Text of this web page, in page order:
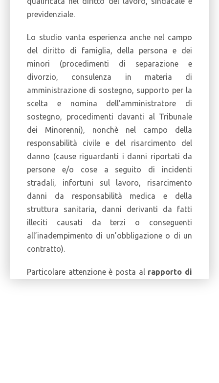
previdenziale.
Lo studio vanta esperienza anche nel campo
del diritto di famiglia, della persona e dei
minori (procedimenti di separazione e
divorzio, consulenza in materia di
amministrazione di sostegno, supporto per la
scelta e nomina dell’amministratore di
sostegno, procedimenti davanti al Tribunale
dei Minorenni), nonchè nel campo della
responsabilità civile e del risarcimento del
danno (cause riguardanti i danni riportati da
persone e/o cose a seguito di incidenti
stradali, infortuni sul lavoro, risarcimento
danni da responsabilità medica e della
struttura sanitaria, danni derivanti da fatti
illeciti causati da terzi o conseguenti
all’inadempimento di un’obbligazione o di un
contratto).
Particolare attenzione è posta al rapporto di